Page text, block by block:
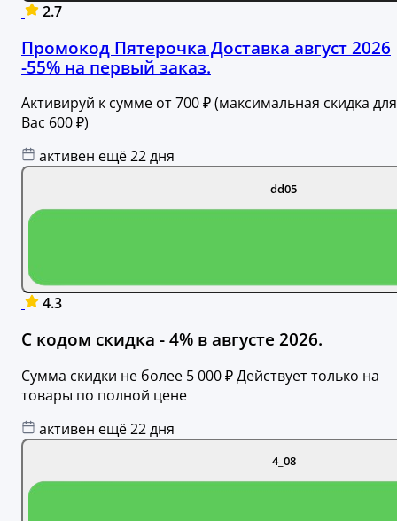
2.7
Промокод Пятерочка Доставка август 2026
-55% на первый заказ.
Активируй к сумме от 700 ₽ (максимальная скидка для
Вас 600 ₽)
активен ещё 22 дня
dd05
4.3
С кодом скидка - 4% в августе 2026.
Сумма скидки не более 5 000 ₽ Действует только на
товары по полной цене
активен ещё 22 дня
4_08